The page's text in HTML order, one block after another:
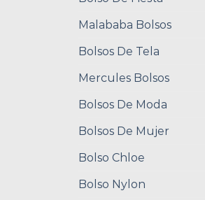
Malababa Bolsos
Bolsos De Tela
Mercules Bolsos
Bolsos De Moda
Bolsos De Mujer
Bolso Chloe
Bolso Nylon